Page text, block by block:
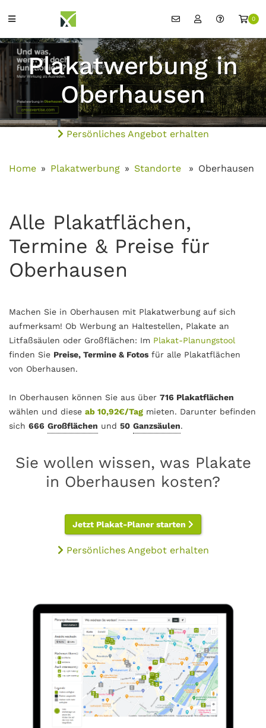
0
Plakatwerbung in
Oberhausen
Persönliches Angebot erhalten
Home Plakatwerbung Standorte Oberhausen
Alle Plakatflächen,
Termine & Preise für
Oberhausen
Machen Sie in Oberhausen mit Plakatwerbung auf sich
aufmerksam! Ob Werbung an Haltestellen, Plakate an
Litfaßsäulen oder Großflächen: Im Plakat-Planungstool
finden Sie Preise, Termine & Fotos für alle Plakatflächen
von Oberhausen.
In Oberhausen können Sie aus über 716 Plakatflächen
wählen und diese ab 10,92€/Tag mieten. Darunter befinden
sich 666 Großflächen und 50 Ganzsäulen.
Sie wollen wissen, was Plakate
in Oberhausen kosten?
Jetzt Plakat-Planer starten
Persönliches Angebot erhalten